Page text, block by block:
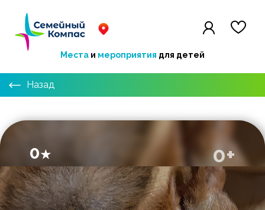
Места и мероприятия для детей
Назад
0★ 0+